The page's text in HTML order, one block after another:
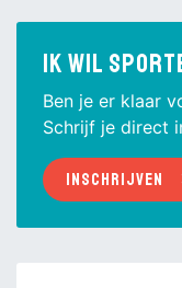
Ik wil
Ben je er klaar
Schrijf je direct
Inschrijven